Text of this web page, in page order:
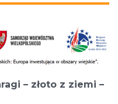
– złoto z ziemi –